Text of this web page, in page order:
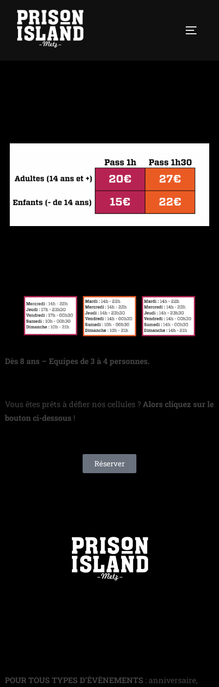
Dès 8 ans – Equipes de 3 à 4 personnes.
Vous êtes prêts à défier nos cellules ? Alors cliquez sur le
bouton ci-dessous !
Réserver
POUR TOUS TYPES D’ÉVÈNEMENTS : anniversaire,